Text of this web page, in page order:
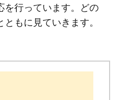
を行っています。どの
もに見ていきます。